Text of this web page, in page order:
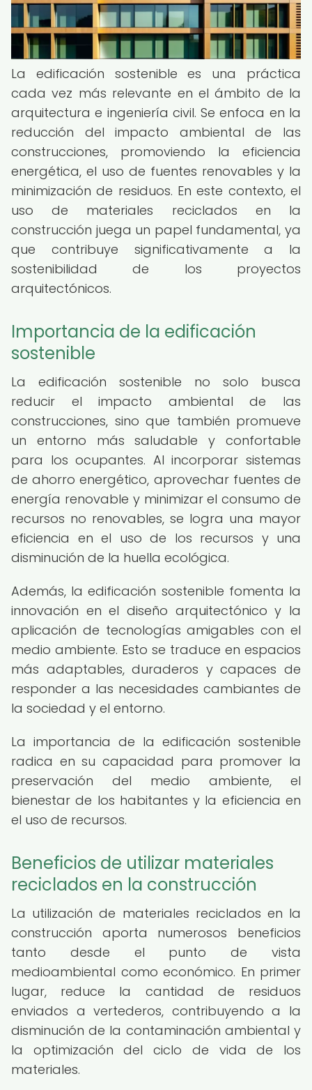
La edificación sostenible es una práctica
cada vez más relevante en el ámbito de la
arquitectura e ingeniería civil. Se enfoca en la
reducción del impacto ambiental de las
construcciones, promoviendo la eficiencia
energética, el uso de fuentes renovables y la
minimización de residuos. En este contexto, el
uso de materiales reciclados en la
construcción juega un papel fundamental, ya
que contribuye significativamente a la
sostenibilidad de los proyectos
arquitectónicos.
Importancia de la edificación
sostenible
La edificación sostenible no solo busca
reducir el impacto ambiental de las
construcciones, sino que también promueve
un entorno más saludable y confortable
para los ocupantes. Al incorporar sistemas
de ahorro energético, aprovechar fuentes de
energía renovable y minimizar el consumo de
recursos no renovables, se logra una mayor
eficiencia en el uso de los recursos y una
disminución de la huella ecológica.
Además, la edificación sostenible fomenta la
innovación en el diseño arquitectónico y la
aplicación de tecnologías amigables con el
medio ambiente. Esto se traduce en espacios
más adaptables, duraderos y capaces de
responder a las necesidades cambiantes de
la sociedad y el entorno.
La importancia de la edificación sostenible
radica en su capacidad para promover la
preservación del medio ambiente, el
bienestar de los habitantes y la eficiencia en
el uso de recursos.
Beneficios de utilizar materiales
reciclados en la construcción
La utilización de materiales reciclados en la
construcción aporta numerosos beneficios
tanto desde el punto de vista
medioambiental como económico. En primer
lugar, reduce la cantidad de residuos
enviados a vertederos, contribuyendo a la
disminución de la contaminación ambiental y
la optimización del ciclo de vida de los
materiales.